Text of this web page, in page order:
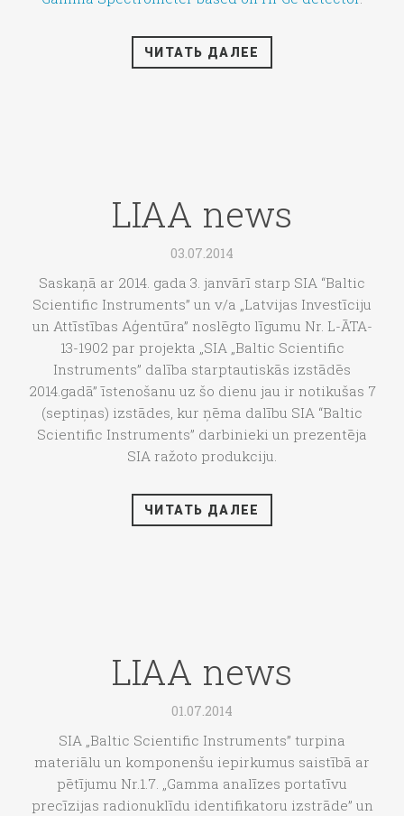
ЧИТАТЬ ДАЛЕЕ
LIAA news
03.07.2014
Saskaņā ar 2014. gada 3. janvārī starp SIA “Baltic
Scientific Instruments” un v/a „Latvijas Investīciju
un Attīstības Aģentūra” noslēgto līgumu Nr. L-ĀTA-
13-1902 par projekta „SIA „Baltic Scientific
Instruments” dalība starptautiskās izstādēs
2014.gadā” īstenošanu uz šo dienu jau ir notikušas 7
(septiņas) izstādes, kur ņēma dalību SIA “Baltic
Scientific Instruments” darbinieki un prezentēja
SIA ražoto produkciju.
ЧИТАТЬ ДАЛЕЕ
LIAA news
01.07.2014
SIA „Baltic Scientific Instruments” turpina
materiālu un komponenšu iepirkumus saistībā ar
pētījumu Nr.1.7. „Gamma analīzes portatīvu
precīzijas radionuklīdu identifikatoru izstrāde” un